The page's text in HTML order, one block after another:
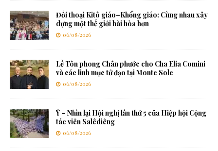
Đối thoại Kitô giáo–Khổng giáo: Cùng nhau xây
dựng một thế giới hài hòa hơn
06/08/2026
Lễ Tôn phong Chân phước cho Cha Elia Comini
và các linh mục tử đạo tại Monte Sole
06/08/2026
Ý – Nhìn lại Hội nghị lần thứ 5 của Hiệp hội Cộng
tác viên Salêdiêng
06/08/2026